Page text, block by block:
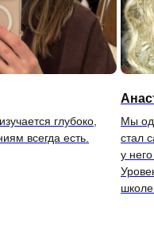
глубоко,
всегда есть.
Мы
стал
у